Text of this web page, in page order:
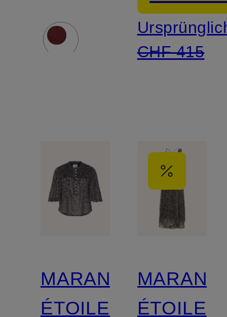
CHF 415
MARANT
ÉTOILE
MARANT
ÉTOILE